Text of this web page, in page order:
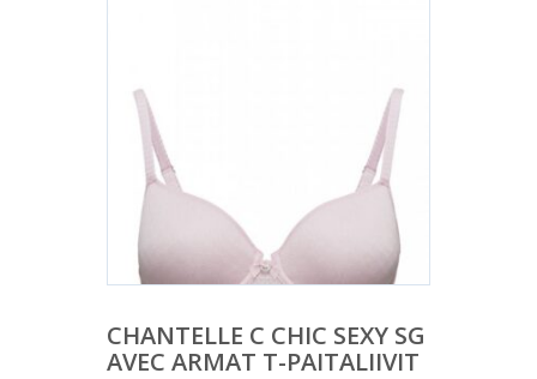
CHANTELLE C CHIC SEXY SG
AVEC ARMAT T-PAITALIIVIT